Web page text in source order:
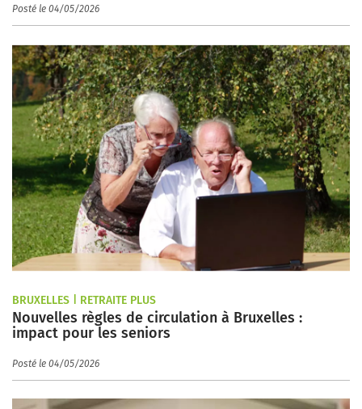
Posté le 04/05/2026
BRUXELLES | RETRAITE PLUS
Nouvelles règles de circulation à Bruxelles :
impact pour les seniors
Posté le 04/05/2026